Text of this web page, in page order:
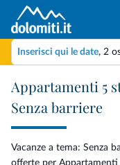
Inserisci qui le date, 2
Appartamenti 5
Senza barriere
Vacanze a tema: Senza
offerte per Appartamenti